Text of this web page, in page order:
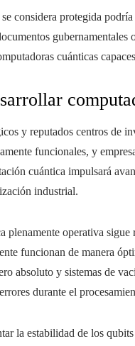
considera protegida
gubernamentales
cuánticas
y reputados centros de
funcionales, y
cuántica impulsará
industrial.
operativa
funcionan de manera
absoluto y sistemas de
durante el
la estabilidad de los